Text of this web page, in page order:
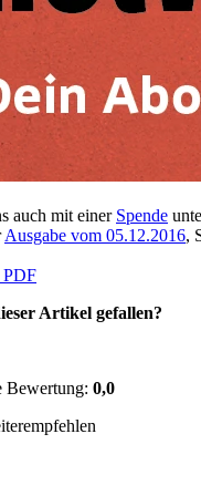
auch mit einer Spende
Ausgabe vom 05.12.2016,
PDF
Artikel gefallen?
Bewertung: 0,0